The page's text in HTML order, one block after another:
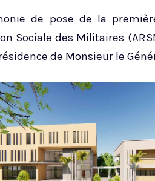
de pose de la
Sociale des Militaires
de Monsieur le